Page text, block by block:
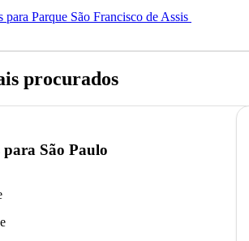
para Parque São Francisco de Assis
procurados
para São Paulo